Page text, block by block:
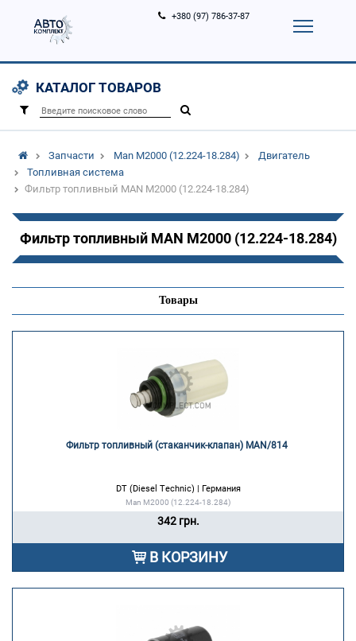
0)
Услуги
+380 (97) 786-37-87
КАТАЛОГ ТОВАРОВ
Запчасти Man M2000 (12.224-18.284)
Двигатель
Топливная система
Фильтр топливный MAN M2000 (12.224-18.284)
Фильтр топливный MAN M2000 (12.224-18.284)
Товары
Фильтр топливный (стаканчик-клапан) MAN/814
DT (Diesel Technic) | Германия
Man M2000 (12.224-18.284)
342 грн.
В КОРЗИНУ